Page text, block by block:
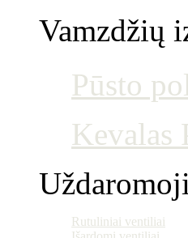
Vamzdžių
Pūsto
Kevalas
Rutuliniai ventiliai